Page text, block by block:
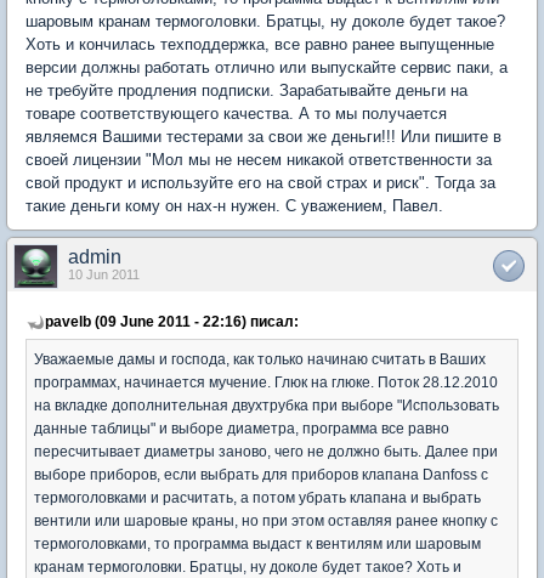
шаровым кранам термоголовки. Братцы, ну доколе будет такое?
Хоть и кончилась техподдержка, все равно ранее выпущенные
версии должны работать отлично или выпускайте сервис паки, а
не требуйте продления подписки. Зарабатывайте деньги на
товаре соответствующего качества. А то мы получается
являемся Вашими тестерами за свои же деньги!!! Или пишите в
своей лицензии "Мол мы не несем никакой ответственности за
свой продукт и используйте его на свой страх и риск". Тогда за
такие деньги кому он нах-н нужен. С уважением, Павел.
admin
10 Jun 2011
pavelb (09 June 2011 - 22:16) писал:
Уважаемые дамы и господа, как только начинаю считать в Ваших
программах, начинается мучение. Глюк на глюке. Поток 28.12.2010
на вкладке дополнительная двухтрубка при выборе "Использовать
данные таблицы" и выборе диаметра, программа все равно
пересчитывает диаметры заново, чего не должно быть. Далее при
выборе приборов, если выбрать для приборов клапана Danfoss с
термоголовками и расчитать, а потом убрать клапана и выбрать
вентили или шаровые краны, но при этом оставляя ранее кнопку с
термоголовками, то программа выдаст к вентилям или шаровым
кранам термоголовки. Братцы, ну доколе будет такое? Хоть и